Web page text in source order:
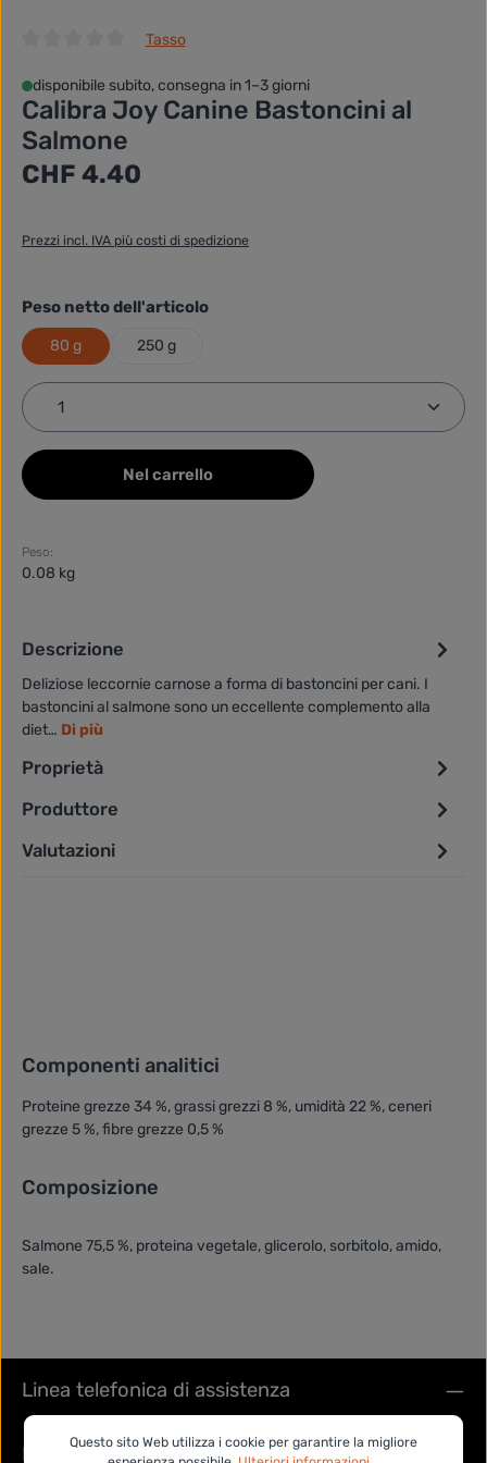
Tasso
disponibile subito, consegna in 1–3 giorni
Calibra Joy Canine Bastoncini al
Salmone
Prezzo normale:
CHF 4.40
Prezzi incl. IVA più costi di spedizione
Peso netto dell'articoloselezionare
80 g 250 g
Quantità del prodotto: inserisci la quantità
Nel carrello
Peso:
0.08 kg
Descrizione
Deliziose leccornie carnose a forma di bastoncini per cani. I
bastoncini al salmone sono un eccellente complemento alla
diet… Di più
Proprietà
Produttore
Valutazioni
Componenti analitici
Proteine grezze 34 %, grassi grezzi 8 %, umidità 22 %, ceneri
grezze 5 %, fibre grezze 0,5 %
Composizione
Salmone 75,5 %, proteina vegetale, glicerolo, sorbitolo, amido,
sale.
Linea telefonica di assistenza
Note legaliQuesto sito Web utilizza i cookie per garantire la migliore